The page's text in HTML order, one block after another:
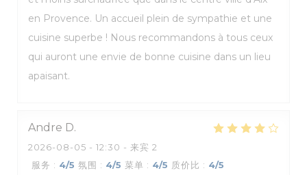
en Provence. Un accueil plein de sympathie et une
cuisine superbe ! Nous recommandons à tous ceux
qui auront une envie de bonne cuisine dans un lieu
apaisant.
Andre D
2026-08-05 - 12:30 - 来宾 2
服务 : 4/5 氛围 : 4/5 菜单 : 4/5 质价比 : 4/5